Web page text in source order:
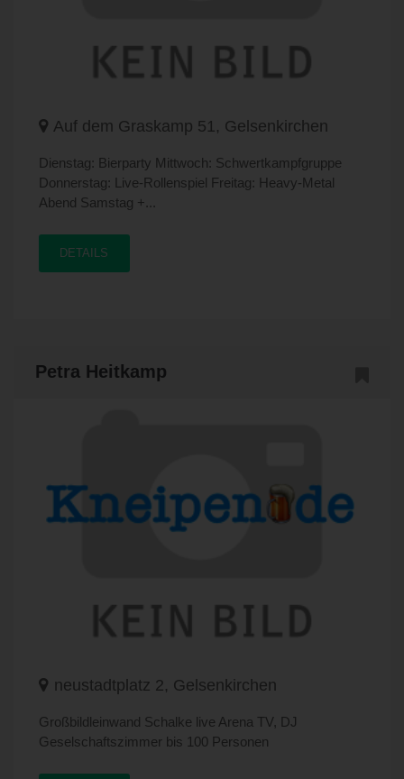
Auf dem Graskamp 51, Gelsenkirchen
Dienstag: Bierparty Mittwoch: Schwertkampfgruppe
Donnerstag: Live-Rollenspiel Freitag: Heavy-Metal
Abend Samstag +...
DETAILS
Petra Heitkamp
neustadtplatz 2, Gelsenkirchen
Großbildleinwand Schalke live Arena TV, DJ
Geselschaftszimmer bis 100 Personen